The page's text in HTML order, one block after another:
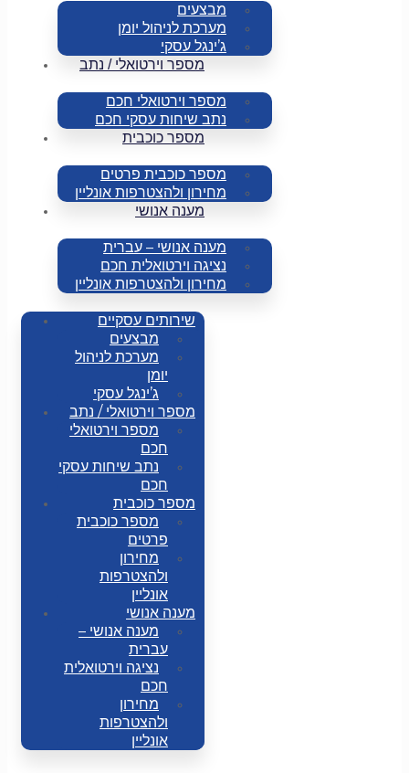
מבצעים
מערכת לניהול יומן
ג’ינגל עסקי
מספר וירטואלי / נתב
מספר וירטואלי חכם
נתב שיחות עסקי חכם
מספר כוכבית
מספר כוכבית פרטים
מחירון ולהצטרפות אונליין
מענה אנושי
מענה אנושי – עברית
נציגה וירטואלית חכם
מחירון ולהצטרפות אונליין
שירותים עסקיים
מבצעים
מערכת לניהול
יומן
ג’ינגל עסקי
מספר וירטואלי / נתב
מספר וירטואלי
חכם
נתב שיחות עסקי
חכם
מספר כוכבית
מספר כוכבית
פרטים
מחירון
ולהצטרפות
אונליין
מענה אנושי
מענה אנושי –
עברית
נציגה וירטואלית
חכם
מחירון
ולהצטרפות
אונליין